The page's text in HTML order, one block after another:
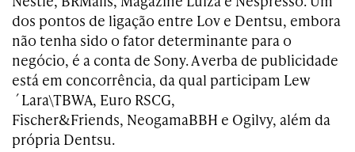
dos pontos de ligação entre Lov e Dentsu, embora
não tenha sido o fator determinante para o
negócio, é a conta de Sony. A verba de publicidade
está em concorrência, da qual participam Lew
´Lara\TBWA, Euro RSCG,
Fischer&Friends, NeogamaBBH e Ogilvy, além da
própria Dentsu.